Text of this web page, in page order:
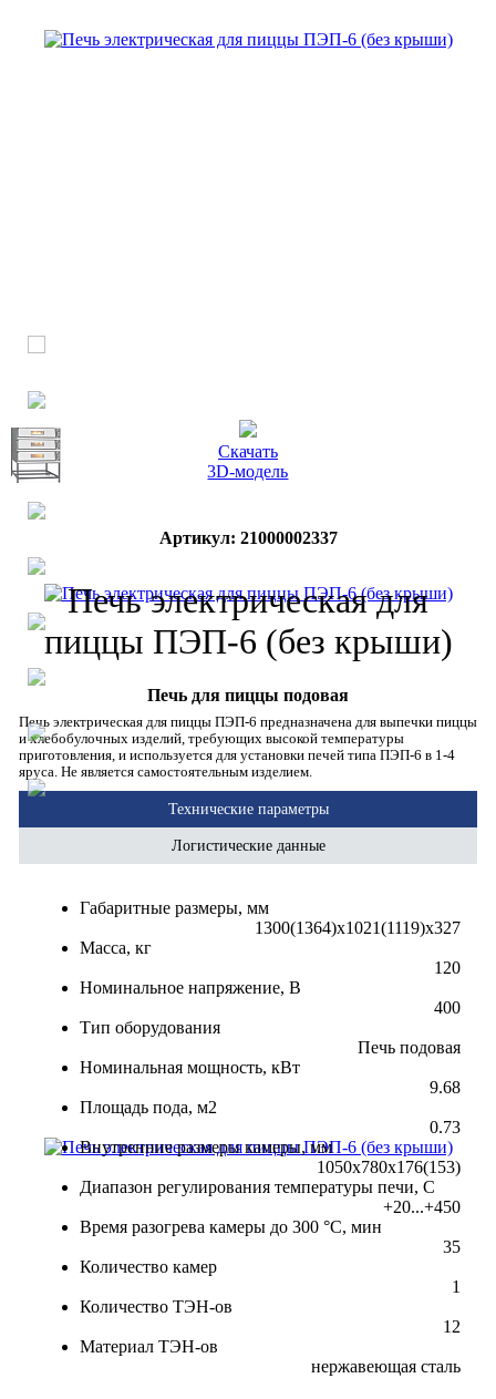
Скачать
3D-модель
Артикул: 21000002337
Печь электрическая для
пиццы ПЭП-6 (без крыши)
Печь для пиццы подовая
Печь электрическая для пиццы ПЭП-6 предназначена для выпечки пиццы
и хлебобулочных изделий, требующих высокой температуры
приготовления, и используется для установки печей типа ПЭП-6 в 1-4
яруса. Не является самостоятельным изделием.
Технические параметры
Логистические данные
Габаритные размеры, мм
1300(1364)x1021(1119)x327
Масса, кг
120
Номинальное напряжение, В
400
Тип оборудования
Печь подовая
Номинальная мощность, кВт
9.68
Площадь пода, м2
0.73
Внутренние размеры камеры, мм
1050x780x176(153)
Диапазон регулирования температуры печи, С
+20...+450
Время разогрева камеры до 300 °С, мин
35
Количество камер
1
Количество ТЭН-ов
12
Материал ТЭН-ов
нержавеющая сталь